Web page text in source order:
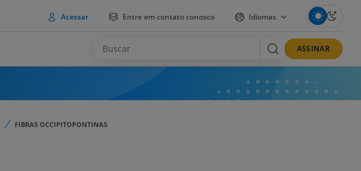
Acessar Entre em contato conosco Idiomas
ASSINAR
FIBRAS OCCIPITOPONTINAS